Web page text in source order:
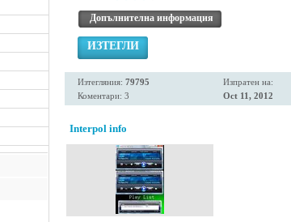
Допълнителна информация
ИЗТЕГЛИ
Изтегляния: 79795
Коментари: 3
Изпратен на:
Oct 11, 2012
Interpol info